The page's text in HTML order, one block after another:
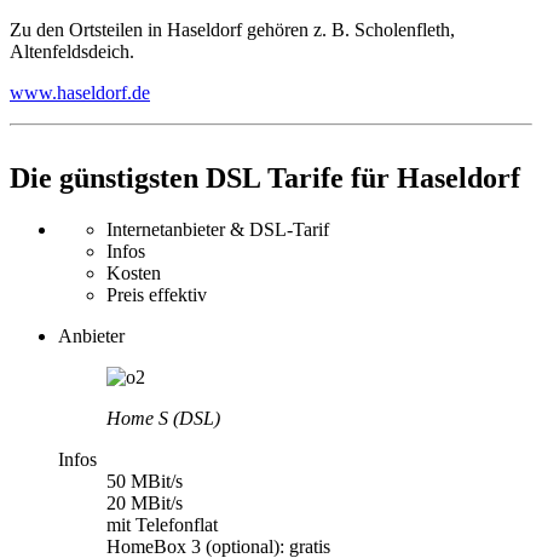
Zu den Ortsteilen in Haseldorf gehören z. B. Scholenfleth,
Altenfeldsdeich.
www.haseldorf.de
Die günstigsten DSL Tarife für Haseldorf
Internetanbieter & DSL-Tarif
Infos
Kosten
Preis effektiv
Anbieter
Home S (DSL)
Infos
50 MBit/s
20 MBit/s
mit Telefonflat
HomeBox 3 (optional): gratis